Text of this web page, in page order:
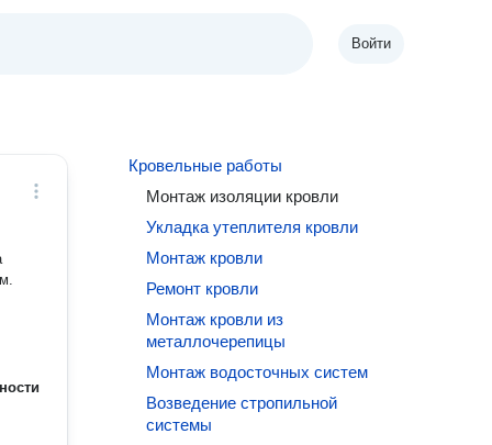
Войти
Кровельные работы
Монтаж изоляции кровли
Укладка утеплителя кровли
Монтаж кровли
Ремонт кровли
Монтаж кровли из
металлочерепицы
Монтаж водосточных систем
Возведение стропильной
системы